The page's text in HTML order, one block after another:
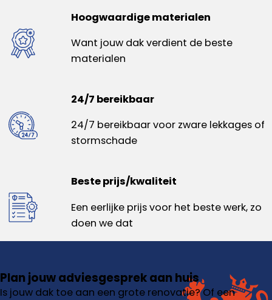
Hoogwaardige materialen
Want jouw dak verdient de beste
materialen
24/7 bereikbaar
24/7 bereikbaar voor zware lekkages of
stormschade
Beste prijs/kwaliteit
Een eerlijke prijs voor het beste werk, zo
doen we dat
Plan jouw adviesgesprek aan huis
Is jouw dak toe aan een grote renovatie? Of een